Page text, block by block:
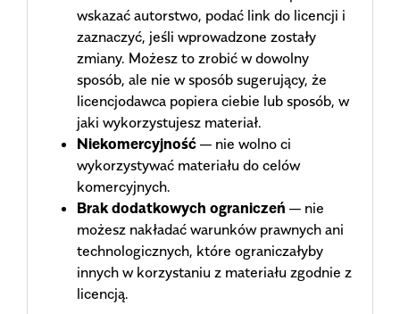
wskazać autorstwo, podać link do licencji i
zaznaczyć, jeśli wprowadzone zostały
zmiany. Możesz to zrobić w dowolny
sposób, ale nie w sposób sugerujący, że
licencjodawca popiera ciebie lub sposób, w
jaki wykorzystujesz materiał.
Niekomercyjność — nie wolno ci
wykorzystywać materiału do celów
komercyjnych.
Brak dodatkowych ograniczeń — nie
możesz nakładać warunków prawnych ani
technologicznych, które ograniczałyby
innych w korzystaniu z materiału zgodnie z
licencją.